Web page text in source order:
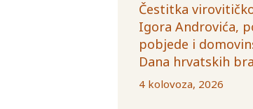
Čestitka
Igora Androvića,
pobjede i
Dana hrvatskih
4 kolovoza, 2026